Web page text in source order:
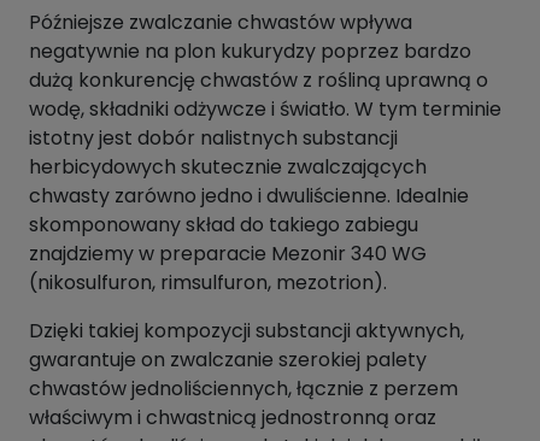
Późniejsze zwalczanie chwastów wpływa
negatywnie na plon kukurydzy poprzez bardzo
dużą konkurencję chwastów z rośliną uprawną o
wodę, składniki odżywcze i światło. W tym terminie
istotny jest dobór nalistnych substancji
herbicydowych skutecznie zwalczających
chwasty zarówno jedno i dwuliścienne. Idealnie
skomponowany skład do takiego zabiegu
znajdziemy w preparacie Mezonir 340 WG
(nikosulfuron, rimsulfuron, mezotrion).
Dzięki takiej kompozycji substancji aktywnych,
gwarantuje on zwalczanie szerokiej palety
chwastów jednoliściennych, łącznie z perzem
właściwym i chwastnicą jednostronną oraz